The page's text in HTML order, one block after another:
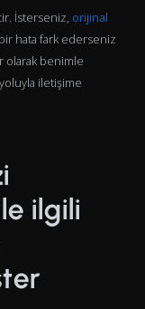
İsterseniz, orijinal
bir hata fark ederseniz
olarak benimle
iletişime
ilgili